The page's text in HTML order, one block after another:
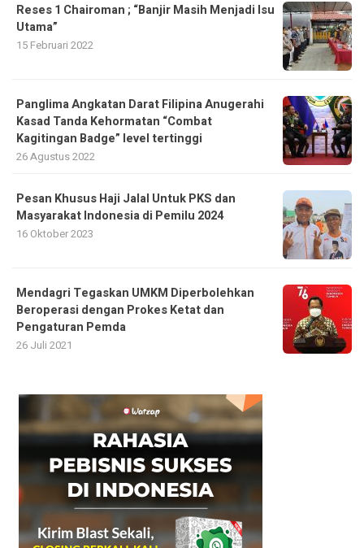
Reses 1 Chairoman ; “Banjir Masih Menjadi Isu
Utama”
15 Februari 2022
Panglima Angkatan Darat Filipina Anugerahi
Kasad Tanda Kehormatan “Combat
Kagitingan Badge” level tertinggi
26 Agustus 2022
Pesan Khusus Haji Jalal Untuk PKS dan
Masyarakat Indonesia di Pemilu 2024
16 Oktober 2023
Mendagri Tegaskan UMKM Diperbolehkan
Beroperasi dengan Prokes Ketat dan
Pengaturan Pemda
26 Juli 2021